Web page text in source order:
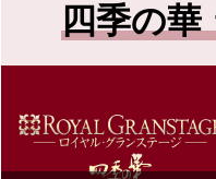
四季の華